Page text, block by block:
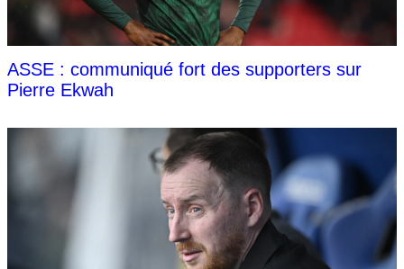
ASSE : communiqué fort des supporters sur
Pierre Ekwah